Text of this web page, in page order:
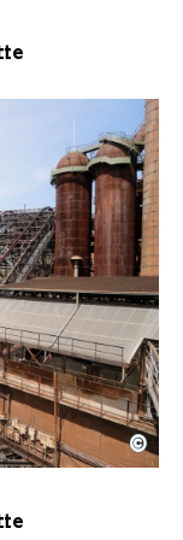
Hütte mit
Hütte | Karl
©